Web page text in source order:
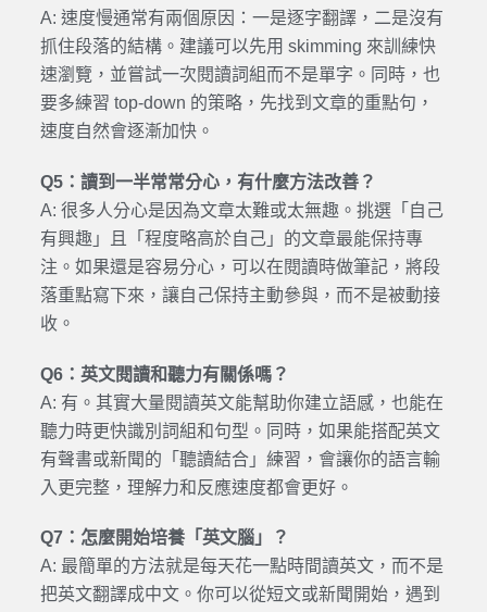
A: 速度慢通常有兩個原因：一是逐字翻譯，二是沒有
抓住段落的結構。建議可以先用 skimming 來訓練快
速瀏覽，並嘗試一次閱讀詞組而不是單字。同時，也
要多練習 top-down 的策略，先找到文章的重點句，
速度自然會逐漸加快。
Q5：讀到一半常常分心，有什麼方法改善？
A: 很多人分心是因為文章太難或太無趣。挑選「自己
有興趣」且「程度略高於自己」的文章最能保持專
注。如果還是容易分心，可以在閱讀時做筆記，將段
落重點寫下來，讓自己保持主動參與，而不是被動接
收。
Q6：英文閱讀和聽力有關係嗎？
A: 有。其實大量閱讀英文能幫助你建立語感，也能在
聽力時更快識別詞組和句型。同時，如果能搭配英文
有聲書或新聞的「聽讀結合」練習，會讓你的語言輸
入更完整，理解力和反應速度都會更好。
Q7：怎麼開始培養「英文腦」？
A: 最簡單的方法就是每天花一點時間讀英文，而不是
把英文翻譯成中文。你可以從短文或新聞開始，遇到